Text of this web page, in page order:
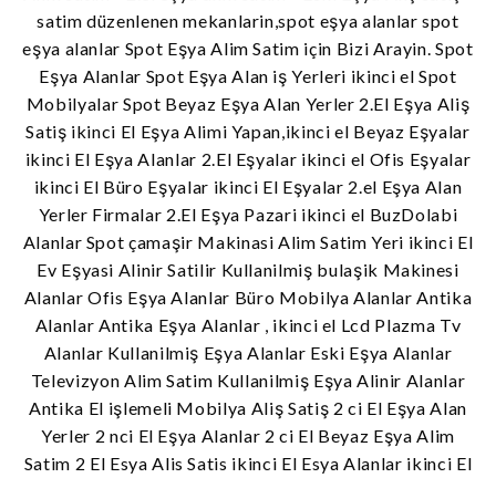
satim düzenlenen mekanlarin,spot eşya alanlar spot
eşya alanlar Spot Eşya Alim Satim için Bizi Arayin. Spot
Eşya Alanlar Spot Eşya Alan iş Yerleri ikinci el Spot
Mobilyalar Spot Beyaz Eşya Alan Yerler 2.El Eşya Aliş
Satiş ikinci El Eşya Alimi Yapan,ikinci el Beyaz Eşyalar
ikinci El Eşya Alanlar 2.El Eşyalar ikinci el Ofis Eşyalar
ikinci El Büro Eşyalar ikinci El Eşyalar 2.el Eşya Alan
Yerler Firmalar 2.El Eşya Pazari ikinci el BuzDolabi
Alanlar Spot çamaşir Makinasi Alim Satim Yeri ikinci El
Ev Eşyasi Alinir Satilir Kullanilmiş bulaşik Makinesi
Alanlar Ofis Eşya Alanlar Büro Mobilya Alanlar Antika
Alanlar Antika Eşya Alanlar , ikinci el Lcd Plazma Tv
Alanlar Kullanilmiş Eşya Alanlar Eski Eşya Alanlar
Televizyon Alim Satim Kullanilmiş Eşya Alinir Alanlar
Antika El işlemeli Mobilya Aliş Satiş 2 ci El Eşya Alan
Yerler 2 nci El Eşya Alanlar 2 ci El Beyaz Eşya Alim
Satim 2 El Esya Alis Satis ikinci El Esya Alanlar ikinci El